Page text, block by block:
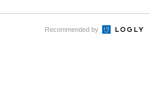
Recommended by